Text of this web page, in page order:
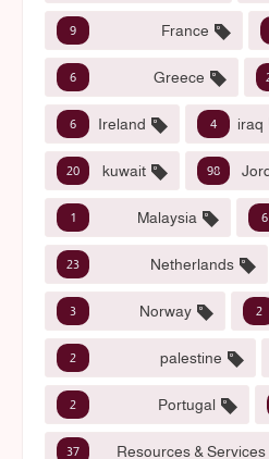
France
9
Greece
6
iraq
4
Ireland
6
98
kuwait
20
6
Malaysia
1
Netherlands
23
2
Norway
3
palestine
2
Portugal
2
Resources & Services
37